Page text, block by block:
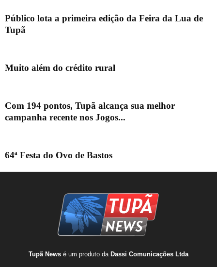
Público lota a primeira edição da Feira da Lua de
Tupã
Muito além do crédito rural
Com 194 pontos, Tupã alcança sua melhor
campanha recente nos Jogos...
64ª Festa do Ovo de Bastos
Tupã News é um produto da Dassi Comunicações Ltda